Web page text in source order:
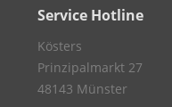
Service Hotline
Kösters
Prinzipalmarkt 27
48143 Münster